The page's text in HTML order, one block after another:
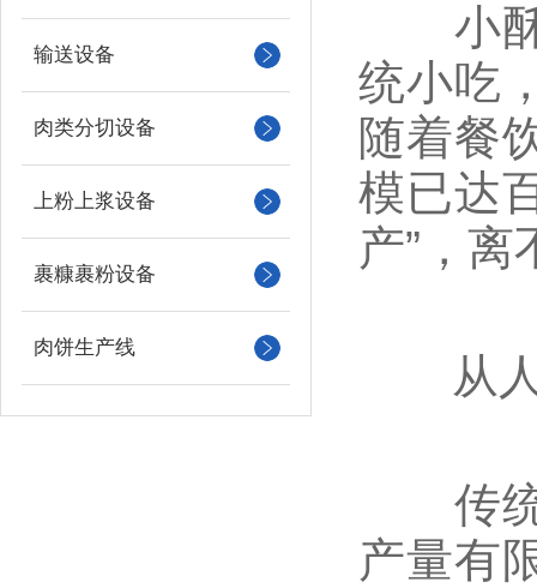
输送设备
肉类分切设备
上粉上浆设备
裹糠裹粉设备
肉饼生产线
小酥
统小吃
随着餐
模已达
产”，
从人
传统
产量有